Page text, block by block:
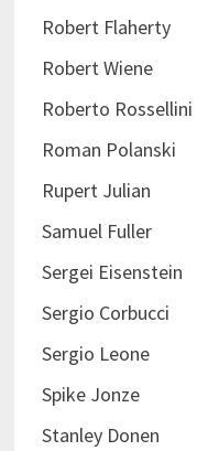
Robert Flaherty
Robert Wiene
Roberto Rossellini
Roman Polanski
Rupert Julian
Samuel Fuller
Sergei Eisenstein
Sergio Corbucci
Sergio Leone
Spike Jonze
Stanley Donen